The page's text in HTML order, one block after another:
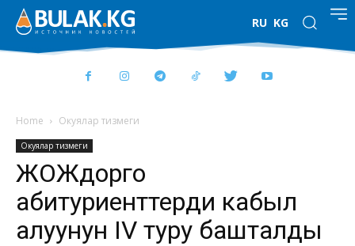
RU KG
Home Окуялар тизмеги
Окуялар тизмеги
ЖОЖдорго
абитуриенттерди кабыл
алуунун IV туру башталды